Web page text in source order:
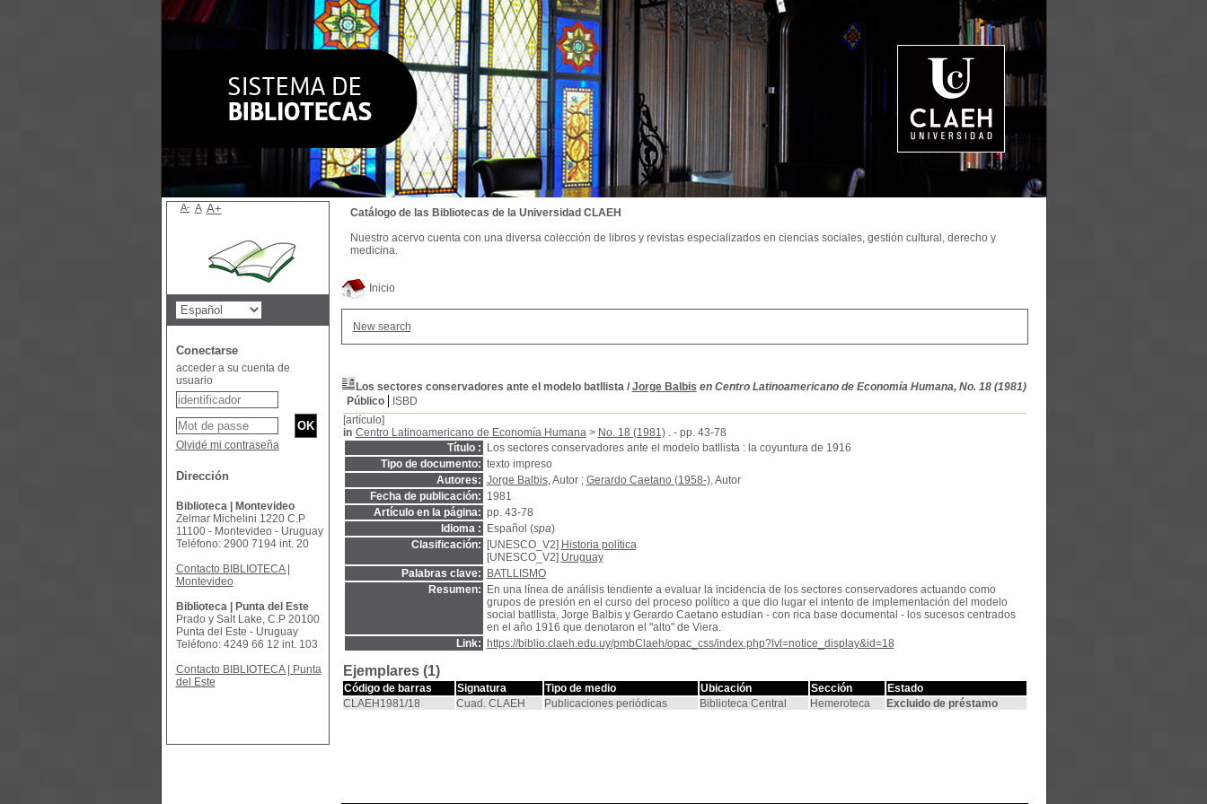
Inicio
New search
Los sectores conservadores ante el modelo batllista/ Jorge Balbis en Centro Latinoamericano de Economía Humana, No. 18 (1981)
Público
ISBD
[artículo]
in Centro Latinoamericano de Economía Humana> No. 18 (1981). - pp. 43-78
Título :
Los sectores conservadores ante el modelo batllista : la coyuntura de 1916
Tipo de documento: texto impreso
Autores: Jorge Balbis, Autor ; Gerardo Caetano (1958-), Autor
Fecha de publicación: 1981
Artículo en la página: pp. 43-78
Idioma :
Español (spa)
Clasificación:
[UNESCO_V2] Historia política
[UNESCO_V2] Uruguay
Palabras clave:
BATLLISMO
Resumen:
En una línea de análisis tendiente a evaluar la incidencia de los sectores conservadores actuando como
grupos de presión en el curso del proceso político a que dio lugar el intento de implementación del modelo
social batllista, Jorge Balbis y Gerardo Caetano estudian - con rica base documental - los sucesos centrados
en el año 1916 que denotaron el "alto" de Viera.
Link:
https://biblio.claeh.edu.uy/pmbClaeh/opac_css/index.php?lvl=notice_display&id=18
Ejemplares (1)
Código de barras Signatura Tipo de medio Ubicación Sección
Estado
CLAEH1981/18
Cuad. CLAEH Publicaciones periódicas Biblioteca Central Hemeroteca Excluido de préstamo
Catálogo de las Bibliotecas de la Universidad CLAEH
Nuestro acervo cuenta con una diversa colección de libros y revistas especializados en ciencias sociales, gestión cultural, derecho y
medicina.
A- A A+
Conectarse
acceder a su cuenta de
usuario
Olvidé mi contraseña
Dirección
Biblioteca | Montevideo
Zelmar Michelini 1220 C.P
11100 - Montevideo - Uruguay
Teléfono: 2900 7194 int. 20
Contacto BIBLIOTECA |
Montevideo
Biblioteca | Punta del Este
Prado y Salt Lake, C.P 20100
Punta del Este - Uruguay
Teléfono: 4249 66 12 int. 103
Contacto BIBLIOTECA | Punta
del Este